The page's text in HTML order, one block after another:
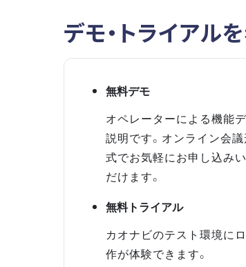
デモ・トライアル
無料デモ
オペレーターによる機能
説明です。オンライン会
式でお気軽にお申し込み
だけます。
無料トライアル
カオナビのテスト環境に
作が体験できます。